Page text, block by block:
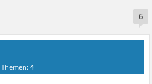
6
Themen:4